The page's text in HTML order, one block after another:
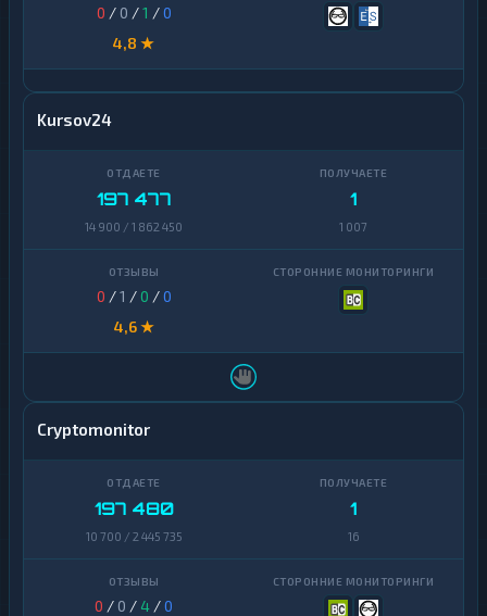
0 / 0 /1 /0
4,8 ★
Kursov24
197 477
14 900 / 1 862 450
1
1 007
0 /1 /0 /0
4,6 ★
Cryptomonitor
197 480
10 700 / 2 445 735
1
16
0 / 0 / 4 /0